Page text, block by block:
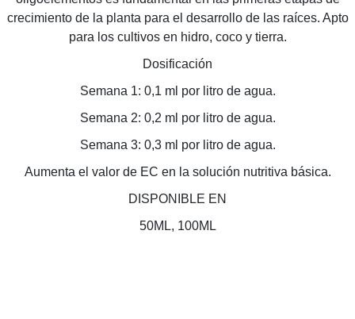
crecimiento de la planta para el desarrollo de las raíces. Apto
para los cultivos en hidro, coco y tierra.
Dosificación
Semana 1: 0,1 ml por litro de agua.
Semana 2: 0,2 ml por litro de agua.
Semana 3: 0,3 ml por litro de agua.
Aumenta el valor de EC en la solución nutritiva básica.
DISPONIBLE EN
50ML, 100ML